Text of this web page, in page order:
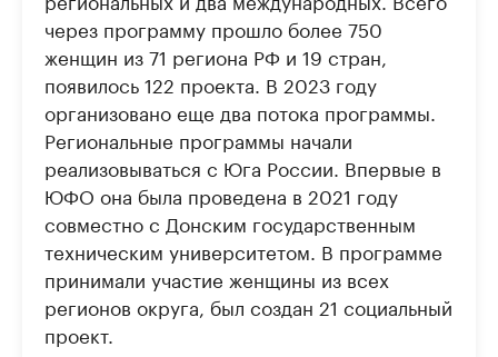
через программу прошло более 750
женщин из 71 региона РФ и 19 стран,
появилось 122 проекта. В 2023 году
организовано еще два потока программы.
Региональные программы начали
реализовываться с Юга России. Впервые в
ЮФО она была проведена в 2021 году
совместно с Донским государственным
техническим университетом. В программе
принимали участие женщины из всех
регионов округа, был создан 21 социальный
проект.